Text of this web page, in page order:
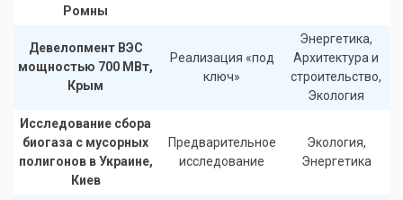
Ромны
Девелопмент ВЭС
мощностью 700 МВт,
Крым
Реализация «под
ключ»
Энергетика,
Архитектура и
строительство,
Экология
Исследование сбора
биогаза с мусорных
полигонов в Украине,
Киев
Предварительное
исследование
Экология,
Энергетика